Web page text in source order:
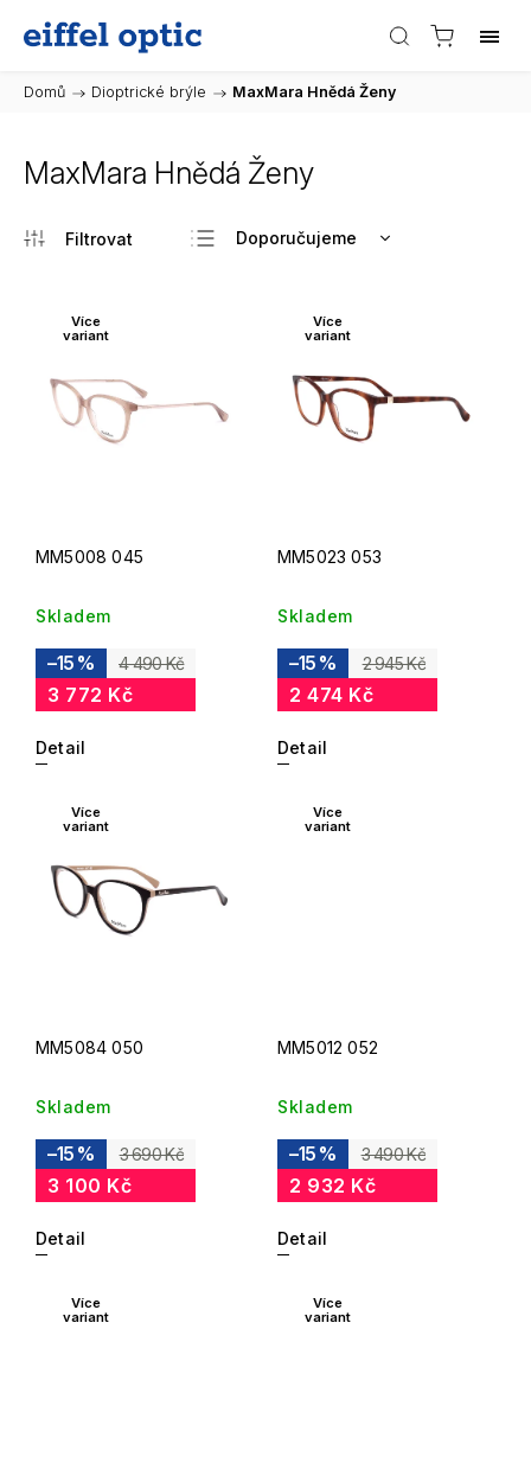
Domů / Dioptrické brýle / MaxMara Hnědá Ženy
MaxMara Hnědá Ženy
Doporučujeme
Nejdražší
Abecedně
Více
variant
MM5008 045
Skladem
4 490 Kč
–15 %
3 772 Kč
Detail
Více
variant
MM5023 053
Skladem
2 945 Kč
–15 %
2 474 Kč
Detail
Více
variant
MM5084 050
Skladem
3 690 Kč
–15 %
3 100 Kč
Detail
Více
variant
MM5012 052
Skladem
3 490 Kč
–15 %
2 932 Kč
Detail
Více
variant
Více
variant